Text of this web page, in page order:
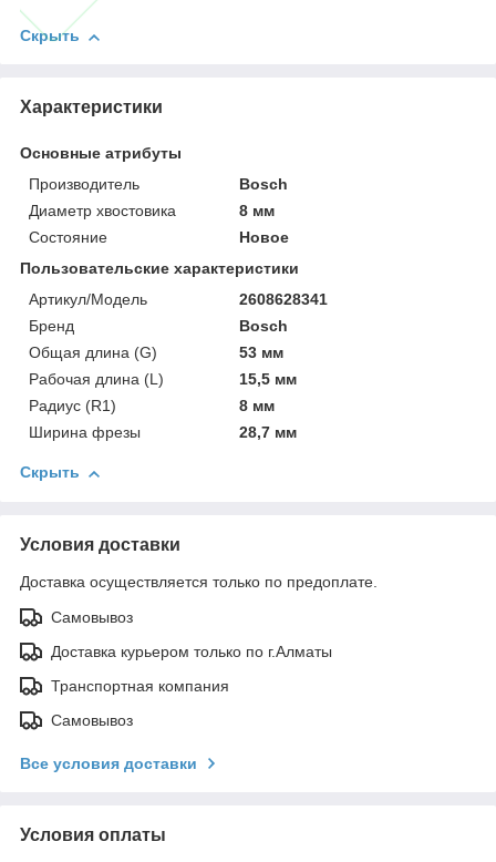
Скрыть
Характеристики
Основные атрибуты
Производитель
Bosch
Диаметр хвостовика
8 мм
Состояние
Новое
Пользовательские характеристики
Артикул/Модель
2608628341
Бренд
Bosch
Общая длина (G)
53 мм
Рабочая длина (L)
15,5 мм
Радиус (R1)
8 мм
Ширина фрезы
28,7 мм
Скрыть
Условия доставки
Доставка осуществляется только по предоплате.
Самовывоз
Доставка курьером только по г.Алматы
Транспортная компания
Самовывоз
Все условия доставки
Условия оплаты